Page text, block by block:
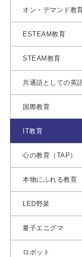
オン・デマンド教
ESTEAM教育
STEAM教育
共通語としての英
国際教育
IT教育
心の教育（TAP）
本物にふれる教育
LED野菜
量子エニグマ
ロボット